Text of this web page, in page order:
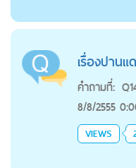
เรื่องปาน
คำถามที่:
8/8/2555
VIEWS